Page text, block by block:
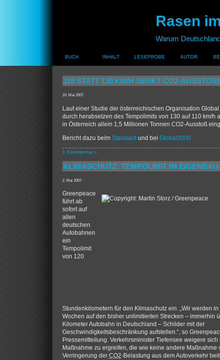
Rasen
Warum
BUCH INHALT LESEPROBE AUTOR
110 STATT 130 KM/H SENKT CO2-
10. Mai 2007
Laut einer Studie der österreichischen Organisation
durch herabsetzen des Tempolimits von 130 auf 110 km/h
in Österreich allein 1,5 Millionen Tonnen CO2-Ausstoß
Bericht dazu beim Standard und bei Global2000
1 Kommentar »
KLIMASCHUTZ: TEMPOLIMIT IM EIGENBAU
2. Mai 2007
Greenpeace
führt ab
sofort auf
allen
deutschen
Autobahnen
ein
Tempolimit
von 120
Stundenkilometern für den Klimaschutz ein. „Wir werden
Wochen auf den bisher unlimitierten Strecken – immerhin
Kilometer Autobahn in Deutschland – Schilder mit der
Geschwindigkeitsbeschränkung aufstellen.“, so
Pressemitteilung. Verkehrsminister Tiefensee weigere
Maßnahme zu ergreifen, die wie keine andere Maßnahme
Verringerung der CO2-Belastung aus dem Autoverkehr